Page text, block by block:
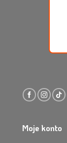
Moje konto